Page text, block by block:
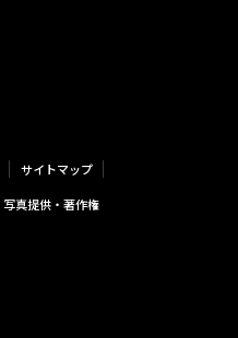
サイトマップ
写真提供・著作権